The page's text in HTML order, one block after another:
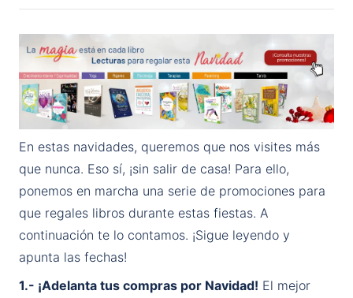
En estas navidades, queremos que nos visites más
que nunca. Eso sí, ¡sin salir de casa! Para ello,
ponemos en marcha una serie de promociones para
que regales libros durante estas fiestas. A
continuación te lo contamos. ¡Sigue leyendo y
apunta las fechas!
1.- ¡Adelanta tus compras por Navidad! El mejor